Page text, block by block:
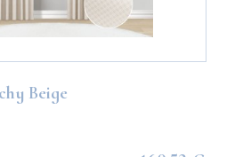
Beige